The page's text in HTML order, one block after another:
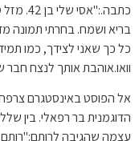
אסי שלי בן 42.
מזל טוב
ושמח. בחרתי תמונה
שאני לצידך, כמו
אותך לנצח חבר שלי".
באינסטגרם צרפה
בר רפאלי. בין שלל
שהגיבה לרותם:"רותם